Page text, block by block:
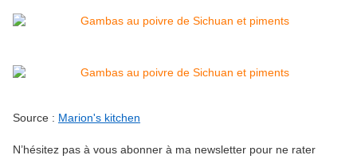
Source : Marion's kitchen
N’hésitez pas à vous abonner à ma newsletter pour ne rater